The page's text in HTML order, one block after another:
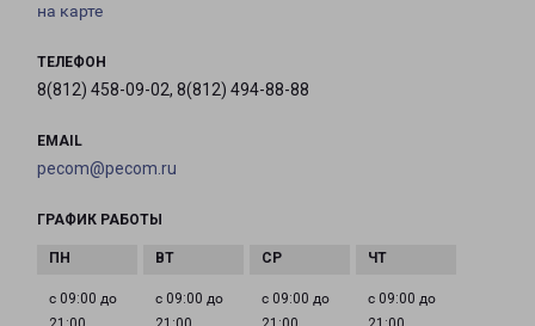
на карте
ТЕЛЕФОН
8(812) 458-09-02, 8(812) 494-88-88
EMAIL
pecom@pecom.ru
ГРАФИК РАБОТЫ
с 09:00 до
с 09:00 до
с 09:00 до
с 09:00 до